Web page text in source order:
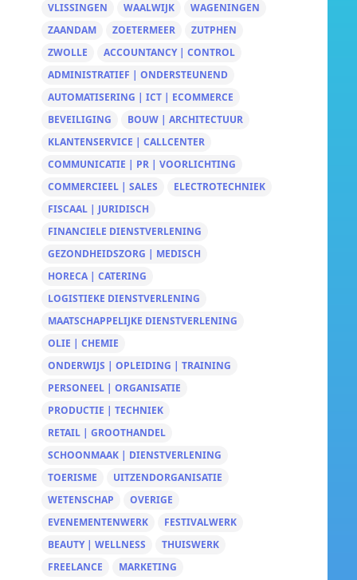
VLISSINGEN
WAALWIJK
WAGENINGEN
ZAANDAM
ZOETERMEER
ZUTPHEN
ZWOLLE
ACCOUNTANCY | CONTROL
ADMINISTRATIEF | ONDERSTEUNEND
AUTOMATISERING | ICT | ECOMMERCE
BEVEILIGING
BOUW | ARCHITECTUUR
KLANTENSERVICE | CALLCENTER
COMMUNICATIE | PR | VOORLICHTING
COMMERCIEEL | SALES
ELECTROTECHNIEK
FISCAAL | JURIDISCH
FINANCIELE DIENSTVERLENING
GEZONDHEIDSZORG | MEDISCH
HORECA | CATERING
LOGISTIEKE DIENSTVERLENING
MAATSCHAPPELIJKE DIENSTVERLENING
OLIE | CHEMIE
ONDERWIJS | OPLEIDING | TRAINING
PERSONEEL | ORGANISATIE
PRODUCTIE | TECHNIEK
RETAIL | GROOTHANDEL
SCHOONMAAK | DIENSTVERLENING
TOERISME
UITZENDORGANISATIE
WETENSCHAP
OVERIGE
EVENEMENTENWERK
FESTIVALWERK
BEAUTY | WELLNESS
THUISWERK
FREELANCE
MARKETING